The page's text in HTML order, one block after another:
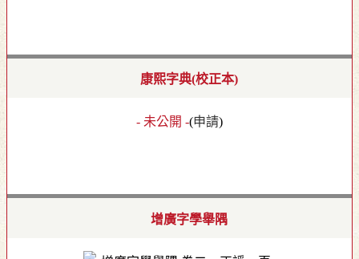
康熙字典(校正本)
- 未公開 -(申請)
增廣字學舉隅